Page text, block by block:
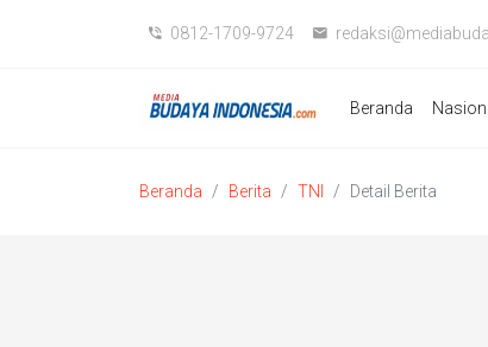
0812-1709-9724
Beranda
Beranda Berita TNI Detail Berita